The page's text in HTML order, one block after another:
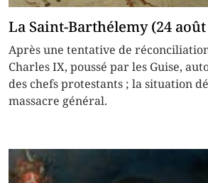
La Saint-Barthélemy (24 août
Après une tentative de
Charles IX, poussé par les Guise,
des chefs protestants ; la situation
massacre général.